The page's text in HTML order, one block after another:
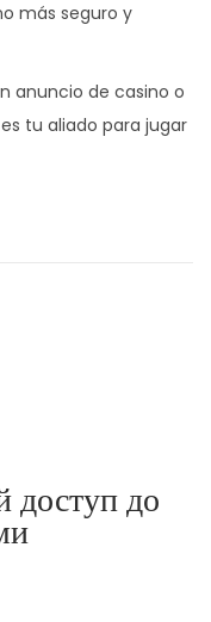
más seguro y
anuncio de casino o
tu aliado para jugar
доступ до